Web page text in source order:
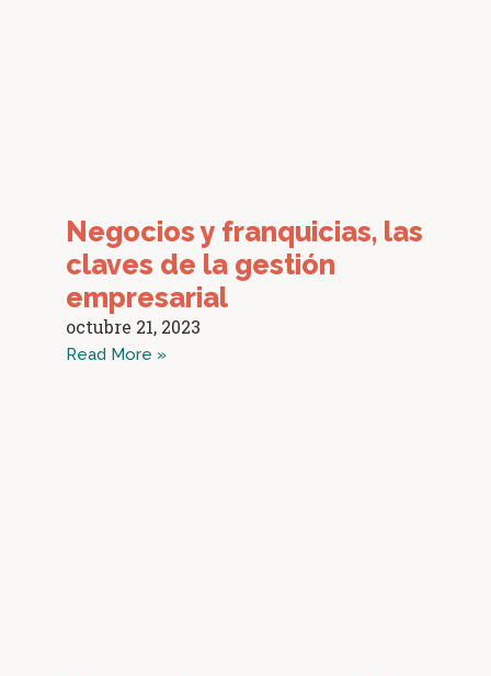
Negocios y franquicias, las
claves de la gestión
empresarial
octubre 21, 2023
Read More »